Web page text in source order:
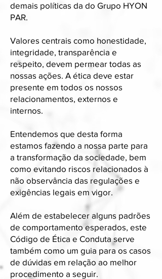
demais políticas da do Grupo HYON
PAR.
Valores centrais como honestidade,
integridade, transparência e
respeito, devem permear todas as
nossas ações. A ética deve estar
presente em todos os nossos
relacionamentos, externos e
internos.
Entendemos que desta forma
estamos fazendo a nossa parte para
a transformação da sociedade, bem
como evitando riscos relacionados à
não observância das regulações e
exigências legais em vigor.
Além de estabelecer alguns padrões
de comportamento esperados, este
Código de Ética e Conduta serve
também como um guia para os casos
de dúvidas em relação ao melhor
procedimento a seguir.